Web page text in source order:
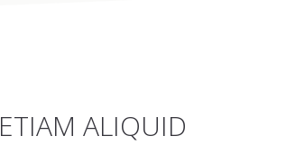
ETIAM ALIQUID